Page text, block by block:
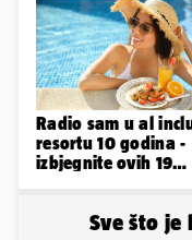
Radio sam u al
resortu 10 godina -
izbjegnite ovih 19
Sve što